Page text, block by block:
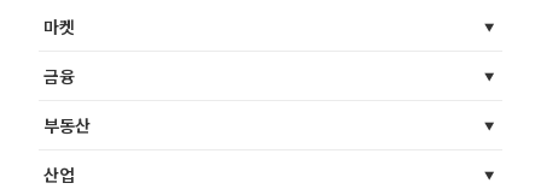
마켓
금융
부동산
산업